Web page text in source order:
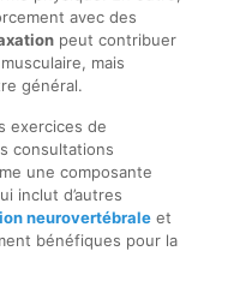
avec des
peut contribuer
mais
général.
exercices de
consultations
une composante
inclut d’autres
neurovertébraleet
bénéfiques pour la